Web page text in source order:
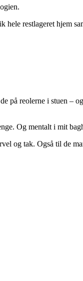
restlageret hjem
på reolerne i stuen –
Og mentalt i mit
og tak. Også til de